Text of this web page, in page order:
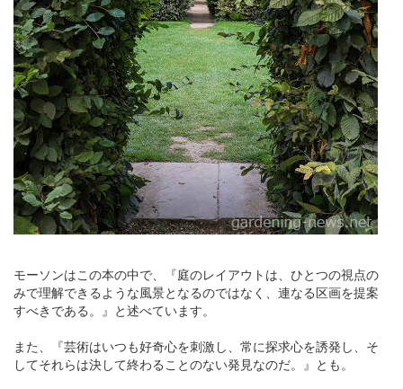
モーソンはこの本の中で、『庭のレイアウトは、ひとつの視点の
みで理解できるような風景となるのではなく、連なる区画を提案
すべきである。』と述べています。
また、『芸術はいつも好奇心を刺激し、常に探求心を誘発し、そ
してそれらは決して終わることのない発見なのだ。』とも。